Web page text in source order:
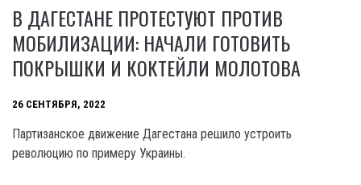
В ДАГЕСТАНЕ ПРОТЕСТУЮТ ПРОТИВ
МОБИЛИЗАЦИИ: НАЧАЛИ ГОТОВИТЬ
ПОКРЫШКИ И КОКТЕЙЛИ МОЛОТОВА
26 СЕНТЯБРЯ, 2022
Партизанское движение Дагестана решило устроить
революцию по примеру Украины.